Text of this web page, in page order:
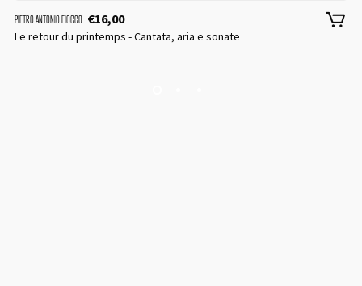
PIETRO ANTONIO FIOCCO €16,00
Le retour du printemps - Cantata, aria e sonate